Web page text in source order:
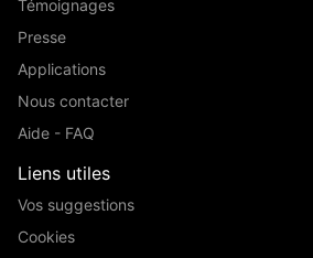
Témoignages
Presse
Applications
Nous contacter
Aide - FAQ
Liens utiles
Vos suggestions
Cookies